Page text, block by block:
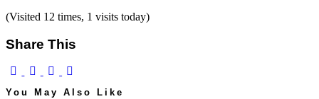
(Visited 12 times, 1 visits today)
Share This
You May Also Like